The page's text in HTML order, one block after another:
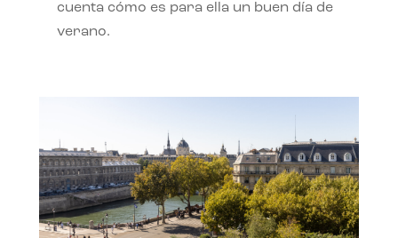
cuenta cómo es para ella un buen día de
verano.